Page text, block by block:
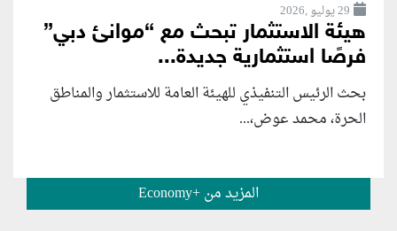
29 يوليو ,2026
هيئة الاستثمار تبحث مع “موانئ دبي”
فرصًا استثمارية جديدة...
بحث الرئيس التنفيذي للهيئة العامة للاستثمار والمناطق
الحرة، محمد عوض،...
المزيد من +Economy